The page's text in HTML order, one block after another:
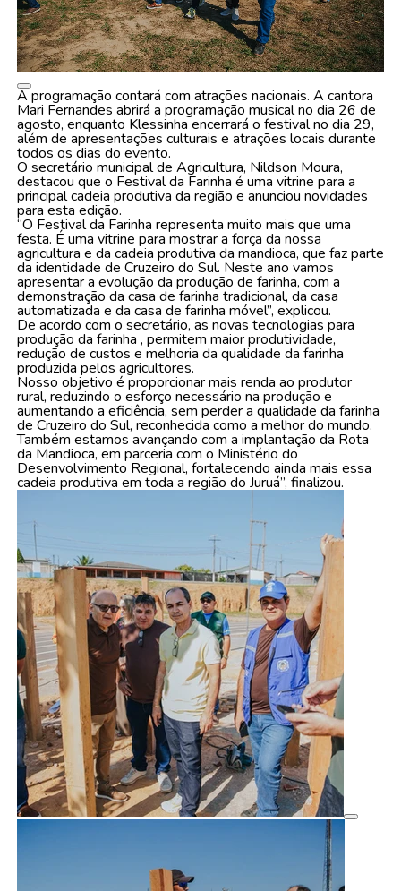
A programação contará com atrações nacionais. A cantora
Mari Fernandes abrirá a programação musical no dia 26 de
agosto, enquanto Klessinha encerrará o festival no dia 29,
além de apresentações culturais e atrações locais durante
todos os dias do evento.
O secretário municipal de Agricultura, Nildson Moura,
destacou que o Festival da Farinha é uma vitrine para a
principal cadeia produtiva da região e anunciou novidades
para esta edição.
“O Festival da Farinha representa muito mais que uma
festa. É uma vitrine para mostrar a força da nossa
agricultura e da cadeia produtiva da mandioca, que faz parte
da identidade de Cruzeiro do Sul. Neste ano vamos
apresentar a evolução da produção de farinha, com a
demonstração da casa de farinha tradicional, da casa
automatizada e da casa de farinha móvel”, explicou.
De acordo com o secretário, as novas tecnologias para
produção da farinha , permitem maior produtividade,
redução de custos e melhoria da qualidade da farinha
produzida pelos agricultores.
Nosso objetivo é proporcionar mais renda ao produtor
rural, reduzindo o esforço necessário na produção e
aumentando a eficiência, sem perder a qualidade da farinha
de Cruzeiro do Sul, reconhecida como a melhor do mundo.
Também estamos avançando com a implantação da Rota
da Mandioca, em parceria com o Ministério do
Desenvolvimento Regional, fortalecendo ainda mais essa
cadeia produtiva em toda a região do Juruá”, finalizou.